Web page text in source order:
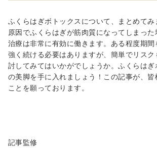
ふくらはぎボトックスについて、まとめて
原因でふくらはぎが筋肉質になってしまった
治療は非常に有効に働きます。ある程度期
強く続ける必要はありますが、簡単でリスク
討してみてはいかがでしょうか。ふくらはぎ
の美脚を手に入れましょう！この記事が、皆
ことを願っております。
記事監修